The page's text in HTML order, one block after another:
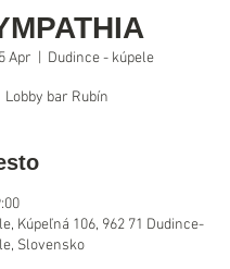
Apr Dudince - kúpele
Lobby bar Rubín
Kúpeľná 106, 962 71 Dudince-
Slovensko